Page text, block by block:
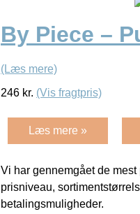
By Piece –
(Læs mere)
246 kr. (Vis fragtpris)
Læs mere »
Vi har gennemgået de
prisniveau,
betalingsmuligheder.